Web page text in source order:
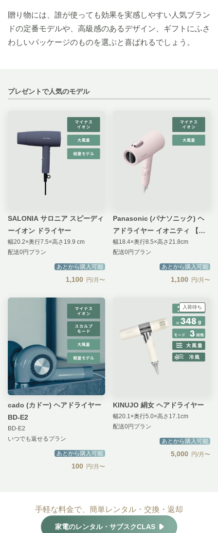
贈り物には、誰が使っても効果を実感しやすい人気ブラン
ドの定番モデルや、高級感のあるデザイン、ギフトにふさ
わしいパッケージのものを選ぶと喜ばれるでしょう。
プレゼントで人気のモデル
SALONIA サロニア スピーディ
ーイオン ドライヤー
幅20.2×奥行7.5×高さ19.9 cm
配送0円プラン
あとから購入可能
1,100 円/月〜
Panasonic (パナソニック) ヘ
アドライヤー イオニティ 【ダ
ブルミネラルモデル】
幅18.4×奥行8.5×高さ21.8cm
配送0円プラン
あとから購入可能
1,100 円/月〜
cado (カドー) ヘアドライヤー
BD-E2
BD-E2
いつでも返せるプラン
あとから購入可能
100 円/月〜
入荷待ち
KINUJO 絹女 ヘアドライヤー
幅20.1×奥行5.0×高さ17.1cm
配送0円プラン
あとから購入可能
5,000 円/月〜
手軽な料金で、簡単レンタル・交換・返却
家電のレンタル・サブスクCLAS